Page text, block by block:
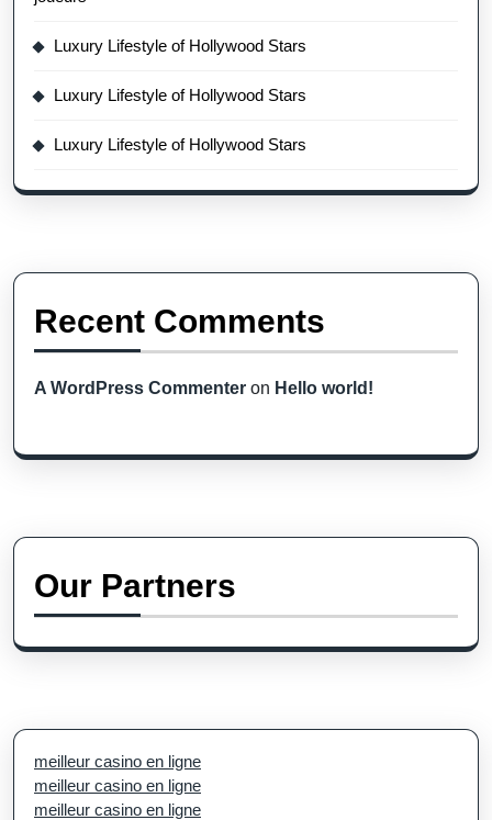
Luxury Lifestyle of Hollywood Stars
Luxury Lifestyle of Hollywood Stars
Luxury Lifestyle of Hollywood Stars
Recent Comments
A WordPress Commenter on Hello world!
Our Partners
meilleur casino en ligne
meilleur casino en ligne
meilleur casino en ligne